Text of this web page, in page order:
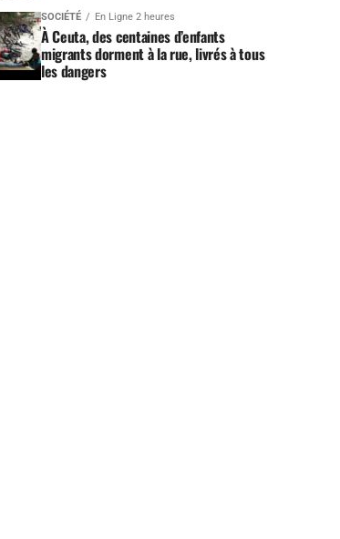
SOCIÉTÉ En Ligne 2 heures
À Ceuta, des centaines d’enfants
migrants dorment à la rue, livrés à tous
les dangers